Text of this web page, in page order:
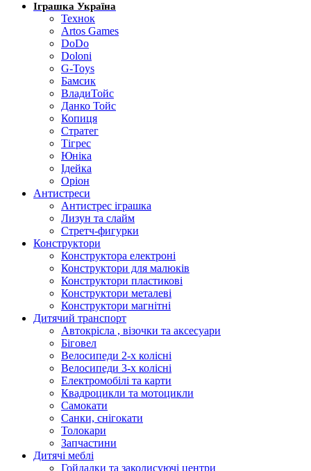
Іграшка Україна
Технок
Artos Games
DoDo
Doloni
G-Toys
Бамсик
ВладиТойс
Данко Тойс
Копиця
Стратег
Тігрес
Юніка
Ідейка
Оріон
Антистреси
Антистрес іграшка
Лизун та слайм
Стретч-фигурки
Конструктори
Конструктора електроні
Конструктори для малюків
Конструктори пластикові
Конструктори металеві
Конструктори магнітні
Дитячий транспорт
Автокрісла , візочки та аксесуари
Біговел
Велосипеди 2-х колісні
Велосипеди 3-х колісні
Електромобілі та карти
Квадроцикли та мотоцикли
Самокати
Санки, снігокати
Толокари
Запчастини
Дитячі меблі
Гойдалки та заколисуючі центри